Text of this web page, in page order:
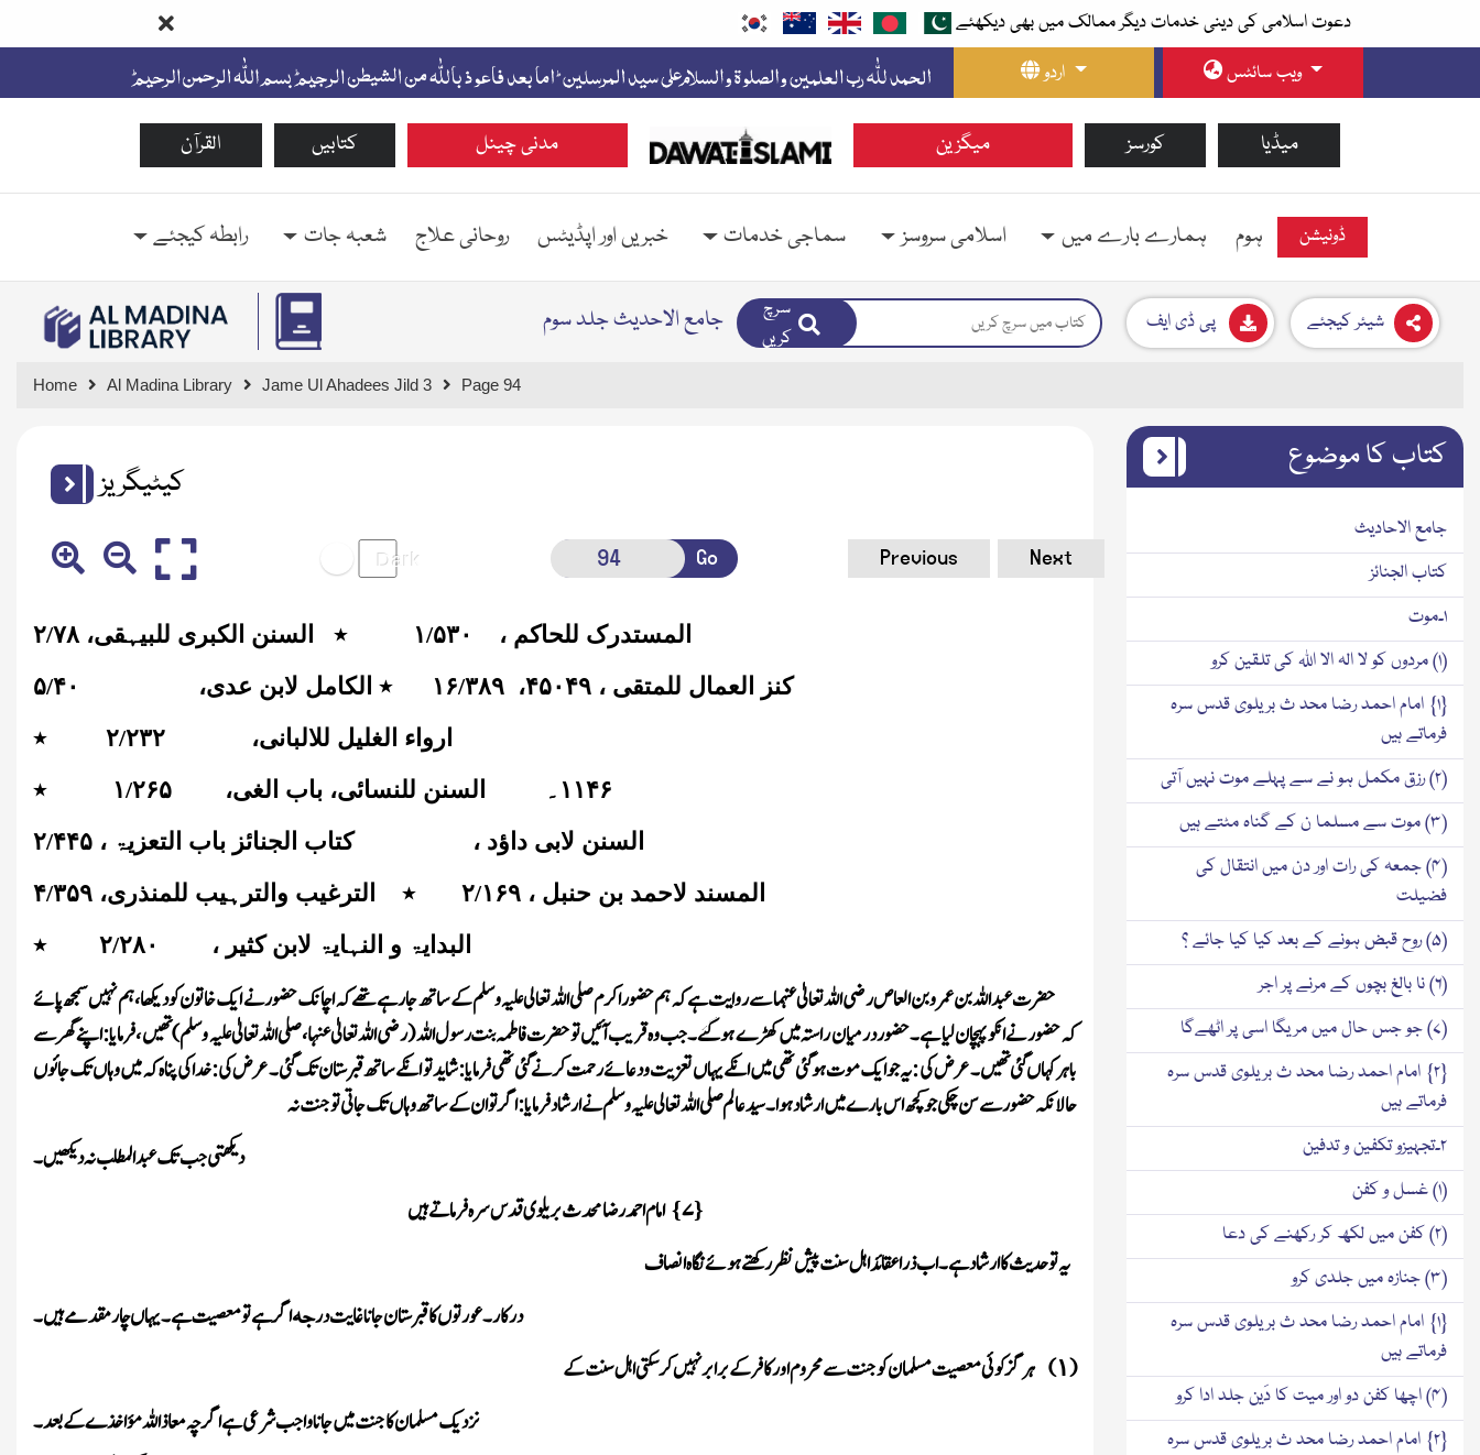
دعوت اسلامی کی دینی خدمات دیگر ممالک میں بھی دیکھئے
اردو
ویب سائٹس
القرآن کتابیں مدنی چینل میگزین کورسز میڈیا
ہوم ہمارے بارے میں اسلامی سروسز سماجی خدمات خبریں اور اپڈیٹس روحانی علاج شعبہ جات رابطہ کیجئے ڈونیشن
جامع الاحدیث جلد سوم
سرچ
کریں
پی ڈی ایف شیئر کیجئے
Home Al Madina Library Jame Ul Ahadees Jild 3 Page 94
کیٹیگریز
Go Previous Next
المستدرک للحاکم ، ۱/۵۳۰ ٭ السنن الکبری للبیہقی، ۲/۷۸
کنز العمال للمتقی ، ۴۵۰۴۹، ۱۶/۳۸۹ ٭ الکامل لابن عدی، ۵/۴۰
ارواء الغلیل للالبانی،
۲/۲۳۲
٭
۱۱۴۶ ۔ السنن للنسائی، باب الغی، /۲۶۵
٭
السنن لابی داؤد ،
کتاب الجنائز باب التعزیۃ ، ۲/۴۴۵
المسند لاحمد بن حنبل ،
۲/۱۶۹ ٭ الترغیب والترہیب للمنذری، ۴/۳۵۹
البدایۃ و النہایۃ لابن کثیر ،
۲/۲۸۰ ٭
حضرت عبد اللہ بن عمر و بن العاص رضی اللہ تعالیٰ عنہما سے روایت ہے کہ ہم حضور اکرم صلی اللہ تعالی علیہ وسلم کے ساتھ جا رہے تھے کہ اچانک حضور نے ایک خاتون کو دیکھا ، ہم نہیں سمجھ پائے
کہ حضور نے انکو پہچان لیا ہے ۔ حضور درمیان راستہ میں کھڑے ہو گئے۔ جب وہ قریب آئیں تو حضرت فاطمہ بنت رسول اللہ (رضی اللہ تعالیٰ عنہا، صلی اللہ تعالیٰ علیہ وسلم ) تھیں ، فرمایا : اپنے گھر سے
باہر کہاں گئی تھیں ۔عرض کی : یہ جو ایک موت ہوگئی تھی میں انکے یہاں تعزیت و دعائے رحمت کرنے گئی تھی فرمایا : شاید تو انکے ساتھ قبرستان تک گئی ۔ عرض کی : خدا کی پناہ کہ میں وہاں تک جائوں
حالا نکہ حضور سے سن چکی جو کچھ اس بارے میں ارشاد ہوا ۔ سیدعالم صلی اللہ تعالی علیہ وسلم نے ارشاد فرمایا : اگر تو ان کے ساتھ وہاں تک جاتی تو جنت نہ
دیکھتی جب تک عبد المطلب نہ دیکھیں ۔
{۷}امام احمد رضا محد ث بریلوی قدس سرہ فرماتے ہیں
یہ تو حدیث کا ارشاد ہے ۔ اب ذرا عقائد اہل سنت پیش نظر رکھتے ہوئے نگاہ انصاف
در کا ر ۔ عورتوں کا قبرستان جانا غایت درجہاگر ہے تو معصیت ہے ۔ یہاں چار مقدمے ہیں ۔
(۱) ہرگز کوئی معصیت مسلمان کو جنت سے محروم اور کافر کے برابر نہیں کر سکتی اہل سنت کے
نزدیک مسلمان کا جنت میں جانا واجب شرعی ہے اگرچہ معاذ اللہ مؤاخذے کے بعد ۔
کتاب کا موضوع
جامع الاحادیث
کتاب الجنائز
۱۔موت
(۱) مردوں کو لا الہ الا اللہ کی تلقین کرو
{۱} امام احمد رضا محد ث بریلوی قدس سرہ
فرماتے ہیں
(۲) رزق مکمل ہو نے سے پہلے موت نہیں آتی
(۳) موت سے مسلما ن کے گناہ مٹتے ہیں
(۴) جمعہ کی رات اور دن میں انتقال کی
فضیلت
(۵) روح قبض ہونے کے بعد کیا کیا جائے ؟
(۶) نا بالغ بچوں کے مرنے پر اجر
(۷) جو جس حال میں مریگا اسی پر اٹھےگا
{۲} امام احمد رضا محد ث بریلوی قدس سرہ
فرماتے ہیں
۲۔تجہیزو تکفین و تدفین
(۱) غسل و کفن
(۲) کفن میں لکھ کر رکھنے کی دعا
(۳) جنازہ میں جلدی کرو
{۱} امام احمد رضا محد ث بریلوی قدس سرہ
فرماتے ہیں
(۴) اچھا کفن دو اور میت کا دَین جلد ادا کرو
{۲} امام احمد رضا محد ث بریلوی قدس سرہ